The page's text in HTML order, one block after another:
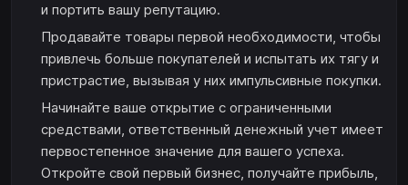
и портить вашу репутацию.
Продавайте товары первой необходимости, чтобы
привлечь больше покупателей и испытать их тягу и
пристрастие, вызывая у них импульсивные покупки.
Начинайте ваше открытие с ограниченными
средствами, ответственный денежный учет имеет
первостепенное значение для вашего успеха.
Откройте свой первый бизнес, получайте прибыль,